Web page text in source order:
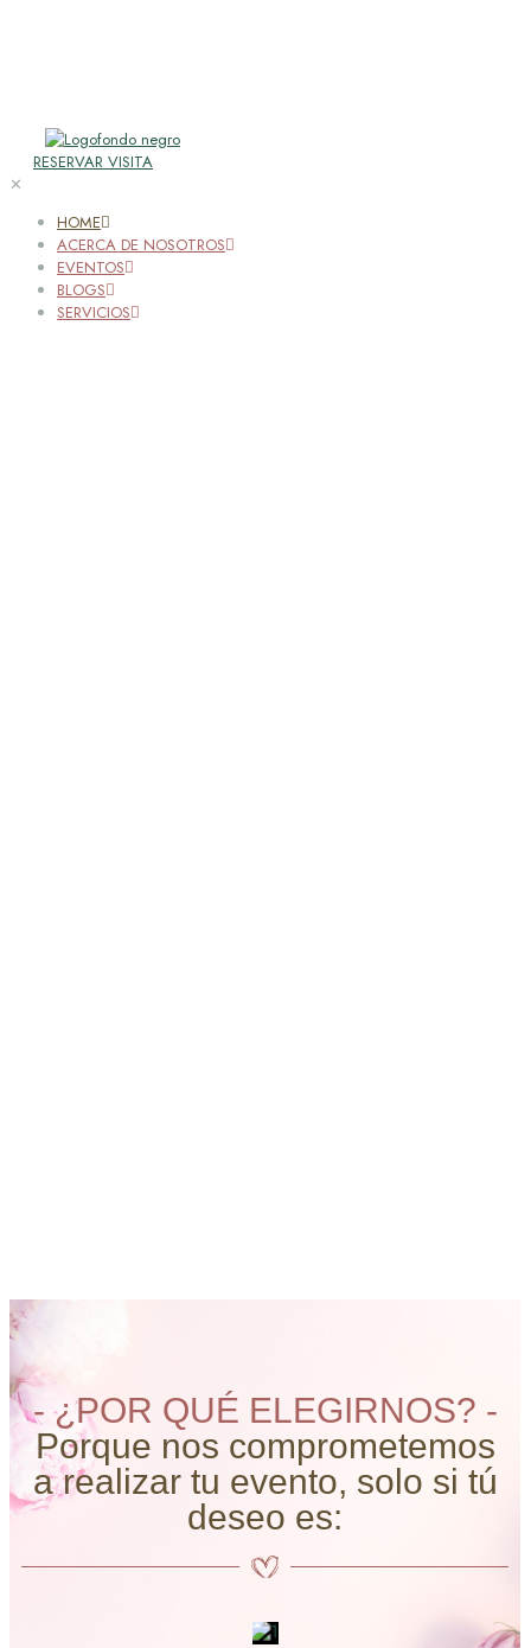
RESERVAR VISITA
✕
HOME
ACERCA DE NOSOTROS
EVENTOS
BLOGS
SERVICIOS
- ¿POR QUÉ ELEGIRNOS? -
Porque nos comprometemos
a realizar tu evento, solo si tú
deseo es: